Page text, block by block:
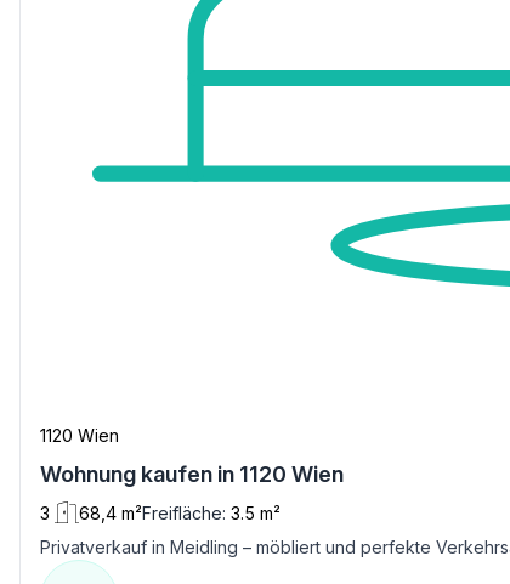
1120 Wien
Wohnung kaufen in 1120 Wien
3 68,4 m²Freifläche: 3.5 m²
Privatverkauf in Meidling – möbliert und perfekte